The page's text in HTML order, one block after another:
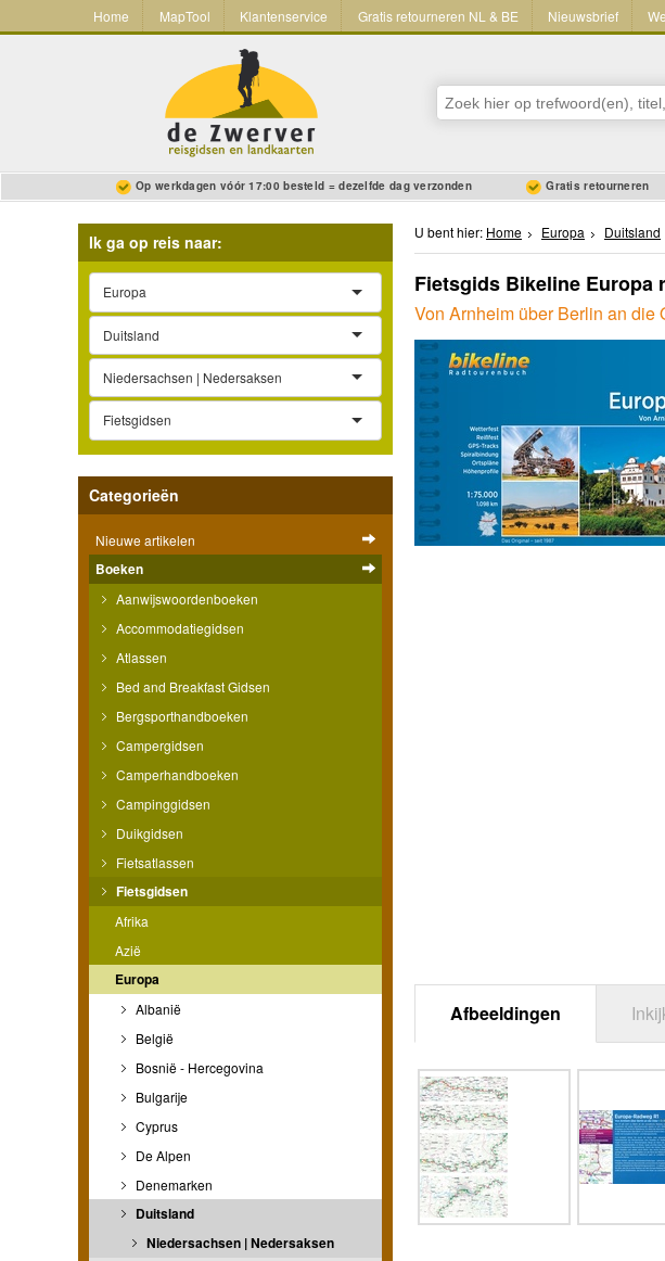
Home MapTool Klantenservice Gratis retourneren NL & BE Nieuwsbrief
Op werkdagen vóór 17:00 besteld = dezelfde dag verzonden Gratis retourneren
Ik ga op reis naar:
Europa
Duitsland
Niedersachsen | Nedersaksen
Fietsgidsen
Categorieën
Nieuwe artikelen
Boeken
Aanwijswoordenboeken
Accommodatiegidsen
Atlassen
Bed and Breakfast Gidsen
Bergsporthandboeken
Campergidsen
Camperhandboeken
Campinggidsen
Duikgidsen
Fietsatlassen
Fietsgidsen
Afrika
Azië
Europa
Albanië
België
Bosnië - Hercegovina
Bulgarije
Cyprus
De Alpen
Denemarken
Duitsland
Niedersachsen | Nedersaksen
U bent hier: Home Europa Duitsland
Fietsgids Bikeline Europa
Von Arnheim über Berlin an die
Afbeeldingen